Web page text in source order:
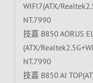
WIFI7(ATX/
NT.7990
技嘉 B850 AORUS
(ATX/
NT.7990
技嘉 B850 AI